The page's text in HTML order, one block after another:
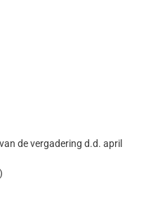
de vergadering d.d. april